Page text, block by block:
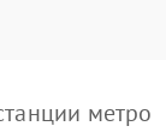
метро